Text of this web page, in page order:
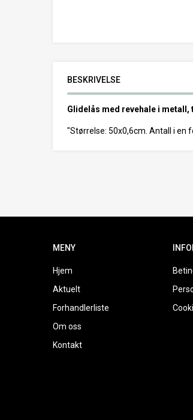
BESKRIVELSE
Glidelås med revehale i
"Størrelse: 50x0,6cm. Antall i en
MENY
Hjem
Aktuelt
Forhandlerliste
Om oss
Kontakt